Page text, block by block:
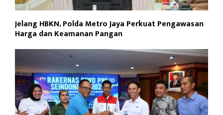
Jelang HBKN, Polda Metro Jaya Perkuat Pengawasan
Harga dan Keamanan Pangan